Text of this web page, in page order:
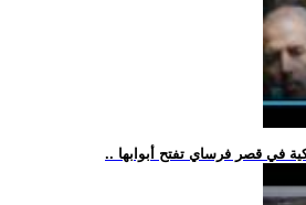
في قصر فرساي تفتح أبوابها